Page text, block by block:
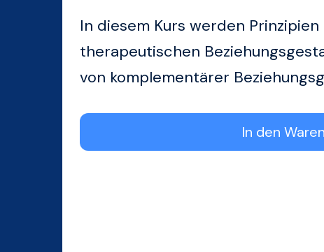
In diesem Kurs werden
therapeutischen
von komplementärer
In den